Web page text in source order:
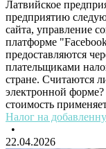
Латвийское
предприятию
сайта, управление
платформе
предоставляются
плательщиками
стране. Считаются
электронной
стоимость
Налог на
•
22.04.2026